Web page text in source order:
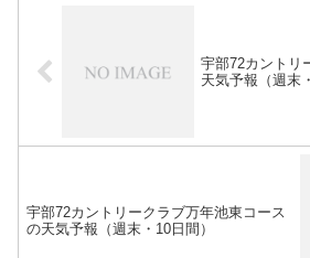
宇部72カントリ
天気予報（週末
宇部72カントリークラブ万年池東コース
の天気予報（週末・10日間）